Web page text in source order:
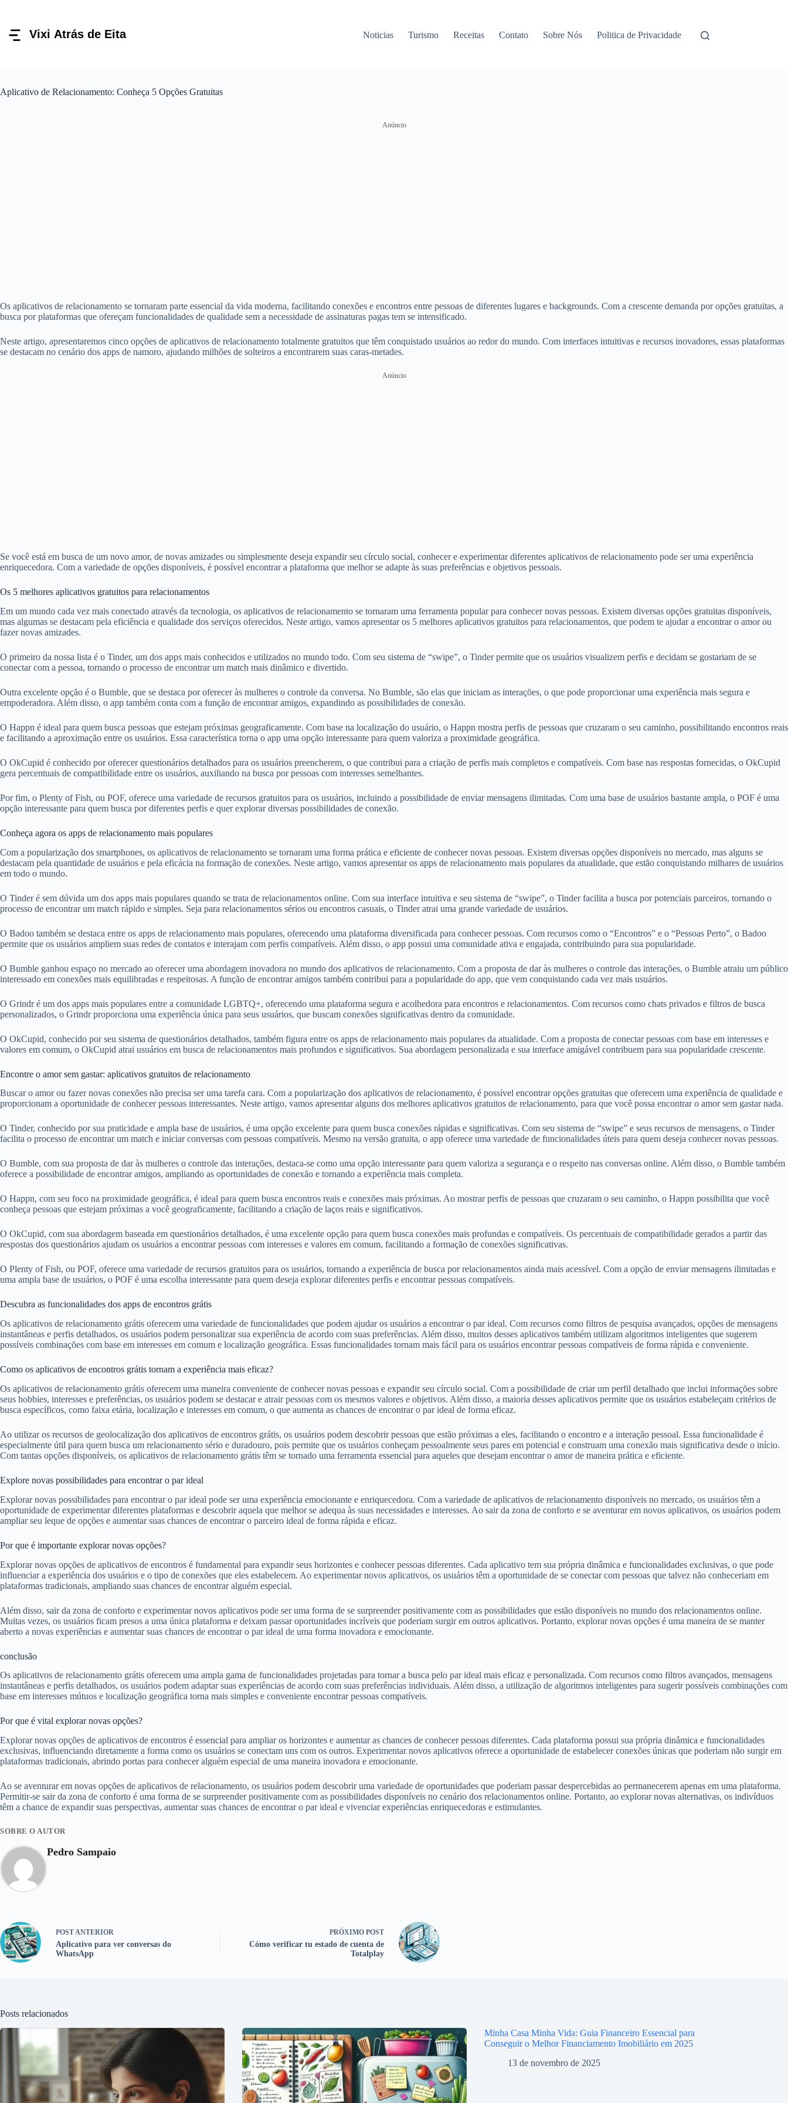
conteúdo
Noticias Turismo Receitas Contato Sobre Nós Politica de Privacidade
Aplicativo de Relacionamento: Conheça 5 Opções Gratuitas
Anúncio
Os aplicativos de relacionamento se tornaram parte essencial da vida moderna, facilitando conexões e encontros entre pessoas de diferentes lugares e backgrounds. Com a crescente demanda por opções gratuitas, a
busca por plataformas que ofereçam funcionalidades de qualidade sem a necessidade de assinaturas pagas tem se intensificado.
Neste artigo, apresentaremos cinco opções de aplicativos de relacionamento totalmente gratuitos que têm conquistado usuários ao redor do mundo. Com interfaces intuitivas e recursos inovadores, essas plataformas
se destacam no cenário dos apps de namoro, ajudando milhões de solteiros a encontrarem suas caras-metades.
Anúncio
Se você está em busca de um novo amor, de novas amizades ou simplesmente deseja expandir seu círculo social, conhecer e experimentar diferentes aplicativos de relacionamento pode ser uma experiência
enriquecedora. Com a variedade de opções disponíveis, é possível encontrar a plataforma que melhor se adapte às suas preferências e objetivos pessoais.
Os 5 melhores aplicativos gratuitos para relacionamentos
Em um mundo cada vez mais conectado através da tecnologia, os aplicativos de relacionamento se tornaram uma ferramenta popular para conhecer novas pessoas. Existem diversas opções gratuitas disponíveis,
mas algumas se destacam pela eficiência e qualidade dos serviços oferecidos. Neste artigo, vamos apresentar os 5 melhores aplicativos gratuitos para relacionamentos, que podem te ajudar a encontrar o amor ou
fazer novas amizades.
O primeiro da nossa lista é o Tinder, um dos apps mais conhecidos e utilizados no mundo todo. Com seu sistema de “swipe”, o Tinder permite que os usuários visualizem perfis e decidam se gostariam de se
conectar com a pessoa, tornando o processo de encontrar um match mais dinâmico e divertido.
Outra excelente opção é o Bumble, que se destaca por oferecer às mulheres o controle da conversa. No Bumble, são elas que iniciam as interações, o que pode proporcionar uma experiência mais segura e
empoderadora. Além disso, o app também conta com a função de encontrar amigos, expandindo as possibilidades de conexão.
O Happn é ideal para quem busca pessoas que estejam próximas geograficamente. Com base na localização do usuário, o Happn mostra perfis de pessoas que cruzaram o seu caminho, possibilitando encontros reais
e facilitando a aproximação entre os usuários. Essa característica torna o app uma opção interessante para quem valoriza a proximidade geográfica.
O OkCupid é conhecido por oferecer questionários detalhados para os usuários preencherem, o que contribui para a criação de perfis mais completos e compatíveis. Com base nas respostas fornecidas, o OkCupid
gera percentuais de compatibilidade entre os usuários, auxiliando na busca por pessoas com interesses semelhantes.
Por fim, o Plenty of Fish, ou POF, oferece uma variedade de recursos gratuitos para os usuários, incluindo a possibilidade de enviar mensagens ilimitadas. Com uma base de usuários bastante ampla, o POF é uma
opção interessante para quem busca por diferentes perfis e quer explorar diversas possibilidades de conexão.
Conheça agora os apps de relacionamento mais populares
Com a popularização dos smartphones, os aplicativos de relacionamento se tornaram uma forma prática e eficiente de conhecer novas pessoas. Existem diversas opções disponíveis no mercado, mas alguns se
destacam pela quantidade de usuários e pela eficácia na formação de conexões. Neste artigo, vamos apresentar os apps de relacionamento mais populares da atualidade, que estão conquistando milhares de usuários
em todo o mundo.
O Tinder é sem dúvida um dos apps mais populares quando se trata de relacionamentos online. Com sua interface intuitiva e seu sistema de “swipe”, o Tinder facilita a busca por potenciais parceiros, tornando o
processo de encontrar um match rápido e simples. Seja para relacionamentos sérios ou encontros casuais, o Tinder atrai uma grande variedade de usuários.
O Badoo também se destaca entre os apps de relacionamento mais populares, oferecendo uma plataforma diversificada para conhecer pessoas. Com recursos como o “Encontros” e o “Pessoas Perto”, o Badoo
permite que os usuários ampliem suas redes de contatos e interajam com perfis compatíveis. Além disso, o app possui uma comunidade ativa e engajada, contribuindo para sua popularidade.
O Bumble ganhou espaço no mercado ao oferecer uma abordagem inovadora no mundo dos aplicativos de relacionamento. Com a proposta de dar às mulheres o controle das interações, o Bumble atraiu um público
interessado em conexões mais equilibradas e respeitosas. A função de encontrar amigos também contribui para a popularidade do app, que vem conquistando cada vez mais usuários.
O Grindr é um dos apps mais populares entre a comunidade LGBTQ+, oferecendo uma plataforma segura e acolhedora para encontros e relacionamentos. Com recursos como chats privados e filtros de busca
personalizados, o Grindr proporciona uma experiência única para seus usuários, que buscam conexões significativas dentro da comunidade.
O OkCupid, conhecido por seu sistema de questionários detalhados, também figura entre os apps de relacionamento mais populares da atualidade. Com a proposta de conectar pessoas com base em interesses e
valores em comum, o OkCupid atrai usuários em busca de relacionamentos mais profundos e significativos. Sua abordagem personalizada e sua interface amigável contribuem para sua popularidade crescente.
Encontre o amor sem gastar: aplicativos gratuitos de relacionamento
Buscar o amor ou fazer novas conexões não precisa ser uma tarefa cara. Com a popularização dos aplicativos de relacionamento, é possível encontrar opções gratuitas que oferecem uma experiência de qualidade e
proporcionam a oportunidade de conhecer pessoas interessantes. Neste artigo, vamos apresentar alguns dos melhores aplicativos gratuitos de relacionamento, para que você possa encontrar o amor sem gastar nada.
O Tinder, conhecido por sua praticidade e ampla base de usuários, é uma opção excelente para quem busca conexões rápidas e significativas. Com seu sistema de “swipe” e seus recursos de mensagens, o Tinder
facilita o processo de encontrar um match e iniciar conversas com pessoas compatíveis. Mesmo na versão gratuita, o app oferece uma variedade de funcionalidades úteis para quem deseja conhecer novas pessoas.
O Bumble, com sua proposta de dar às mulheres o controle das interações, destaca-se como uma opção interessante para quem valoriza a segurança e o respeito nas conversas online. Além disso, o Bumble também
oferece a possibilidade de encontrar amigos, ampliando as oportunidades de conexão e tornando a experiência mais completa.
O Happn, com seu foco na proximidade geográfica, é ideal para quem busca encontros reais e conexões mais próximas. Ao mostrar perfis de pessoas que cruzaram o seu caminho, o Happn possibilita que você
conheça pessoas que estejam próximas a você geograficamente, facilitando a criação de laços reais e significativos.
O OkCupid, com sua abordagem baseada em questionários detalhados, é uma excelente opção para quem busca conexões mais profundas e compatíveis. Os percentuais de compatibilidade gerados a partir das
respostas dos questionários ajudam os usuários a encontrar pessoas com interesses e valores em comum, facilitando a formação de conexões significativas.
O Plenty of Fish, ou POF, oferece uma variedade de recursos gratuitos para os usuários, tornando a experiência de busca por relacionamentos ainda mais acessível. Com a opção de enviar mensagens ilimitadas e
uma ampla base de usuários, o POF é uma escolha interessante para quem deseja explorar diferentes perfis e encontrar pessoas compatíveis.
Descubra as funcionalidades dos apps de encontros grátis
Os aplicativos de relacionamento grátis oferecem uma variedade de funcionalidades que podem ajudar os usuários a encontrar o par ideal. Com recursos como filtros de pesquisa avançados, opções de mensagens
instantâneas e perfis detalhados, os usuários podem personalizar sua experiência de acordo com suas preferências. Além disso, muitos desses aplicativos também utilizam algoritmos inteligentes que sugerem
possíveis combinações com base em interesses em comum e localização geográfica. Essas funcionalidades tornam mais fácil para os usuários encontrar pessoas compatíveis de forma rápida e conveniente.
Como os aplicativos de encontros grátis tornam a experiência mais eficaz?
Os aplicativos de relacionamento grátis oferecem uma maneira conveniente de conhecer novas pessoas e expandir seu círculo social. Com a possibilidade de criar um perfil detalhado que inclui informações sobre
seus hobbies, interesses e preferências, os usuários podem se destacar e atrair pessoas com os mesmos valores e objetivos. Além disso, a maioria desses aplicativos permite que os usuários estabeleçam critérios de
busca específicos, como faixa etária, localização e interesses em comum, o que aumenta as chances de encontrar o par ideal de forma eficaz.
Ao utilizar os recursos de geolocalização dos aplicativos de encontros grátis, os usuários podem descobrir pessoas que estão próximas a eles, facilitando o encontro e a interação pessoal. Essa funcionalidade é
especialmente útil para quem busca um relacionamento sério e duradouro, pois permite que os usuários conheçam pessoalmente seus pares em potencial e construam uma conexão mais significativa desde o início.
Com tantas opções disponíveis, os aplicativos de relacionamento grátis têm se tornado uma ferramenta essencial para aqueles que desejam encontrar o amor de maneira prática e eficiente.
Explore novas possibilidades para encontrar o par ideal
Explorar novas possibilidades para encontrar o par ideal pode ser uma experiência emocionante e enriquecedora. Com a variedade de aplicativos de relacionamento disponíveis no mercado, os usuários têm a
oportunidade de experimentar diferentes plataformas e descobrir aquela que melhor se adequa às suas necessidades e interesses. Ao sair da zona de conforto e se aventurar em novos aplicativos, os usuários podem
ampliar seu leque de opções e aumentar suas chances de encontrar o parceiro ideal de forma rápida e eficaz.
Por que é importante explorar novas opções?
Explorar novas opções de aplicativos de encontros é fundamental para expandir seus horizontes e conhecer pessoas diferentes. Cada aplicativo tem sua própria dinâmica e funcionalidades exclusivas, o que pode
influenciar a experiência dos usuários e o tipo de conexões que eles estabelecem. Ao experimentar novos aplicativos, os usuários têm a oportunidade de se conectar com pessoas que talvez não conheceriam em
plataformas tradicionais, ampliando suas chances de encontrar alguém especial.
Além disso, sair da zona de conforto e experimentar novos aplicativos pode ser uma forma de se surpreender positivamente com as possibilidades que estão disponíveis no mundo dos relacionamentos online.
Muitas vezes, os usuários ficam presos a uma única plataforma e deixam passar oportunidades incríveis que poderiam surgir em outros aplicativos. Portanto, explorar novas opções é uma maneira de se manter
aberto a novas experiências e aumentar suas chances de encontrar o par ideal de uma forma inovadora e emocionante.
conclusão
Os aplicativos de relacionamento grátis oferecem uma ampla gama de funcionalidades projetadas para tornar a busca pelo par ideal mais eficaz e personalizada. Com recursos como filtros avançados, mensagens
instantâneas e perfis detalhados, os usuários podem adaptar suas experiências de acordo com suas preferências individuais. Além disso, a utilização de algoritmos inteligentes para sugerir possíveis combinações com
base em interesses mútuos e localização geográfica torna mais simples e conveniente encontrar pessoas compatíveis.
Por que é vital explorar novas opções?
Explorar novas opções de aplicativos de encontros é essencial para ampliar os horizontes e aumentar as chances de conhecer pessoas diferentes. Cada plataforma possui sua própria dinâmica e funcionalidades
exclusivas, influenciando diretamente a forma como os usuários se conectam uns com os outros. Experimentar novos aplicativos oferece a oportunidade de estabelecer conexões únicas que poderiam não surgir em
plataformas tradicionais, abrindo portas para conhecer alguém especial de uma maneira inovadora e emocionante.
Ao se aventurar em novas opções de aplicativos de relacionamento, os usuários podem descobrir uma variedade de oportunidades que poderiam passar despercebidas ao permanecerem apenas em uma plataforma.
Permitir-se sair da zona de conforto é uma forma de se surpreender positivamente com as possibilidades disponíveis no cenário dos relacionamentos online. Portanto, ao explorar novas alternativas, os indivíduos
têm a chance de expandir suas perspectivas, aumentar suas chances de encontrar o par ideal e vivenciar experiências enriquecedoras e estimulantes.
SOBRE O AUTOR
Pedro Sampaio
POST ANTERIOR
Aplicativo para ver conversas do
WhatsApp
PRÓXIMO POST
Cómo verificar tu estado de cuenta de
Totalplay
Posts relacionados
Minha Casa Minha Vida: Guia Financeiro Essencial para
Conseguir o Melhor Financiamento Imobiliário em 2025
13 de novembro de 2025